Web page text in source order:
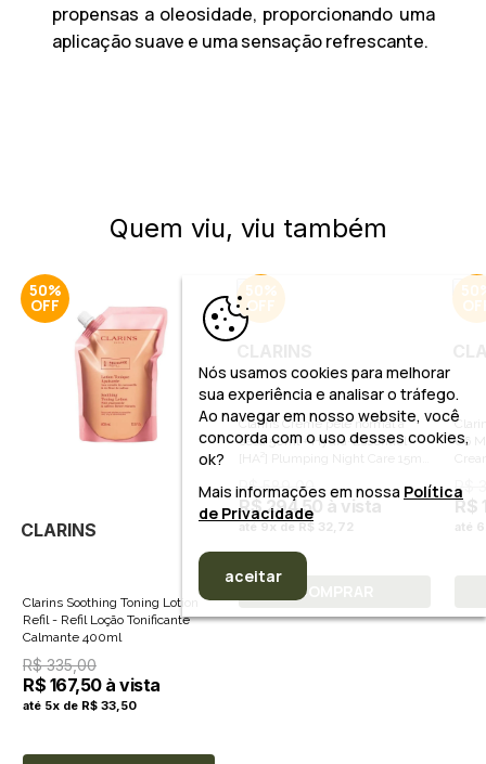
propensas a oleosidade, proporcionando uma
aplicação suave e uma sensação refrescante.
Quem viu, viu também
50%
CLARINS
Clarins Soothing Toning Lotion
Refil - Refil Loção Tonificante
Calmante 400ml
R$ 335,00
R$ 167,50 à vista
até 5x de R$ 33,50
50%
Clarins Creme pele normal a
seca 50ml + Hydra-Essentiel
[HA²] Plumping Night Care 15ml
R$ 589,00
R$ 294,50 à vista
até 9x de R$ 32,72
COMPRAR
06
R$
R$
até
Nós usamos cookies para melhorar
sua experiência e analisar o tráfego.
Ao navegar em nosso website, você
concorda com o uso desses cookies,
ok?
Mais informações em nossa Política
de Privacidade
aceitar